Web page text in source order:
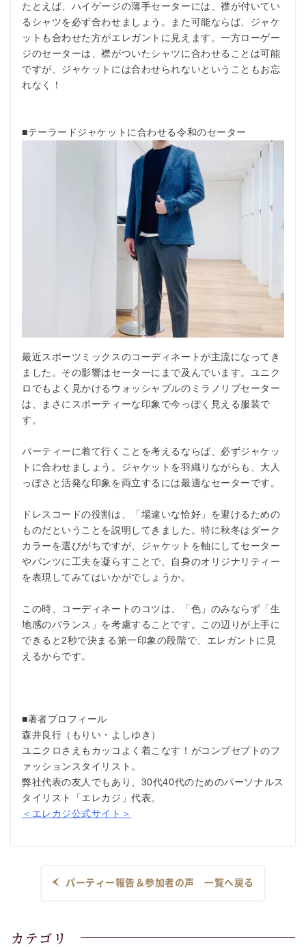
たとえば、ハイゲージの薄手セーターには、襟が付いてい
るシャツを必ず合わせましょう。また可能ならば、ジャケ
ットも合わせた方がエレガントに見えます。一方ローゲー
ジのセーターは、襟がついたシャツに合わせることは可能
ですが、ジャケットには合わせられないということもお忘
れなく！
■テーラードジャケットに合わせる令和のセーター
最近スポーツミックスのコーディネートが主流になってき
ました。その影響はセーターにまで及んでいます。ユニク
ロでもよく見かけるウォッシャブルのミラノリブセーター
は、まさにスポーティーな印象で今っぽく見える服装で
す。
パーティーに着て行くことを考えるならば、必ずジャケッ
トに合わせましょう。ジャケットを羽織りながらも、大人
っぽさと活発な印象を両立するには最適なセーターです。
ドレスコードの役割は、「場違いな恰好」を避けるための
ものだということを説明してきました。特に秋冬はダーク
カラーを選びがちですが、ジャケットを軸にしてセーター
やパンツに工夫を凝らすことで、自身のオリジナリティー
を表現してみてはいかがでしょうか。
この時、コーディネートのコツは、「色」のみならず「生
地感のバランス」を考慮することです。この辺りが上手に
できると2秒で決まる第一印象の段階で、エレガントに見
えるからです。
■著者プロフィール
森井良行（もりい・よしゆき）
ユニクロさえもカッコよく着こなす！がコンプセプトのフ
ァッションスタイリスト。
弊社代表の友人でもあり、30代40代のためのパーソナルス
タイリスト「エレカジ」代表。
＜エレカジ公式サイト＞
パーティー報告＆参加者の声 一覧へ戻る
カテゴリ